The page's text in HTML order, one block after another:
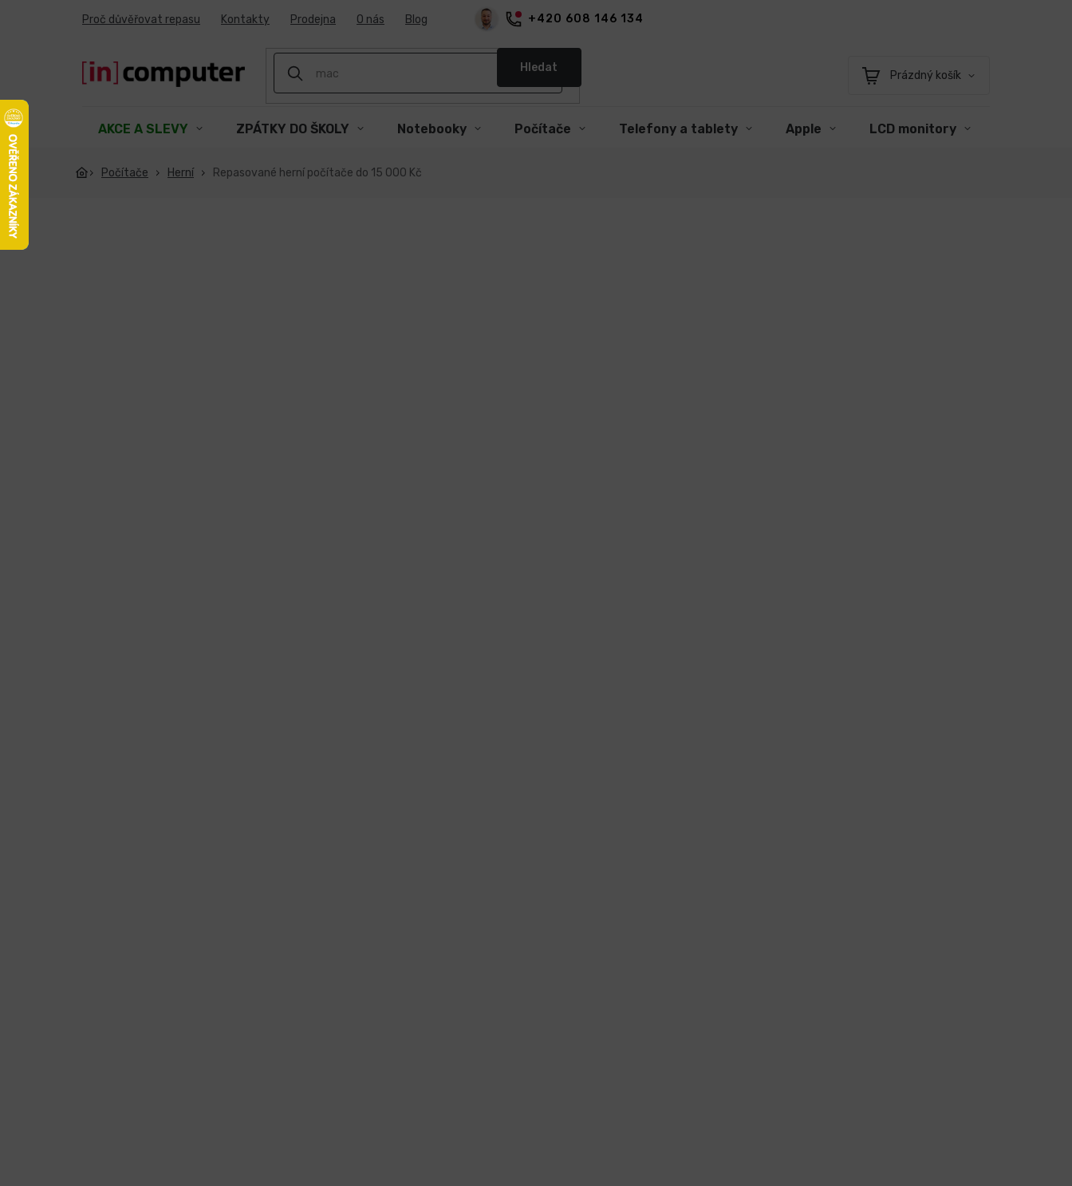
+420 608 146 134
Proč důvěřovat repasu Kontakty Prodejna O nás Blog
Hledat
Nákupní
Prázdný košík
AKCE A SLEVY ZPÁTKY DO ŠKOLY Notebooky Počítače Telefony a tablety Apple LCD monitory
Počítače Herní Repasované herní počítače do 15 000 Kč